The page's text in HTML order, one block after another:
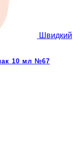
Швидкий
10 мл №67